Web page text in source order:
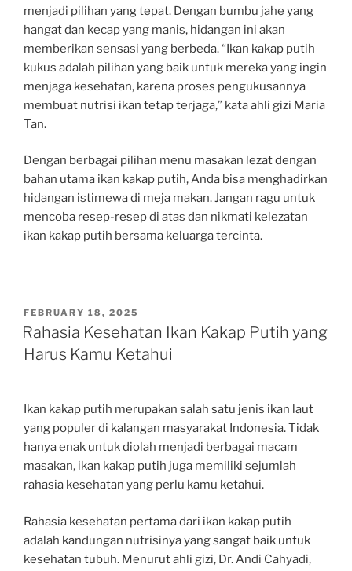
menjadi pilihan yang tepat. Dengan bumbu jahe yang
hangat dan kecap yang manis, hidangan ini akan
memberikan sensasi yang berbeda. “Ikan kakap putih
kukus adalah pilihan yang baik untuk mereka yang ingin
menjaga kesehatan, karena proses pengukusannya
membuat nutrisi ikan tetap terjaga,” kata ahli gizi Maria
Tan.
Dengan berbagai pilihan menu masakan lezat dengan
bahan utama ikan kakap putih, Anda bisa menghadirkan
hidangan istimewa di meja makan. Jangan ragu untuk
mencoba resep-resep di atas dan nikmati kelezatan
ikan kakap putih bersama keluarga tercinta.
POSTED
ON
FEBRUARY 18, 2025
Rahasia Kesehatan Ikan Kakap Putih yang
Harus Kamu Ketahui
Ikan kakap putih merupakan salah satu jenis ikan laut
yang populer di kalangan masyarakat Indonesia. Tidak
hanya enak untuk diolah menjadi berbagai macam
masakan, ikan kakap putih juga memiliki sejumlah
rahasia kesehatan yang perlu kamu ketahui.
Rahasia kesehatan pertama dari ikan kakap putih
adalah kandungan nutrisinya yang sangat baik untuk
kesehatan tubuh. Menurut ahli gizi, Dr. Andi Cahyadi,